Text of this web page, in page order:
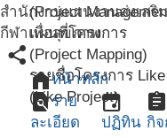
(Project
แผนที่โครงการ
(Project Mapping)
รายชื่อโครงการ Like
(Like Project)
สำนักงานแผนงานส่งเสริ
กีฬาเพื่อสุขภาพ
share
homeหน้าหลัก
find_in_pageราย
ละเอียด
event
ปฏิทิน
assignment
กิจ